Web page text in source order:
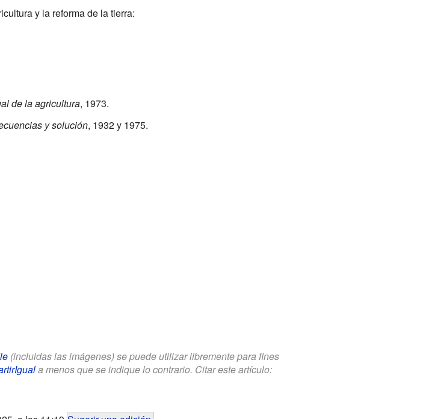
y la reforma de la tierra:
de la agricultura, 1973.
y solución, 1932 y 1975.
(incluidas las imágenes) se puede utilizar libremente para fines
a menos que se indique lo contrario. Citar este artículo: